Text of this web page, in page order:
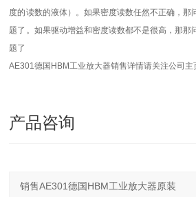
度的读数的液体）。如果密度读数任然不正确，那
题了。如果驱动增益和密度读数都不是很高，那那
题了
AE301德国HBM工业放大器销售详情请关注公司主
产品咨询